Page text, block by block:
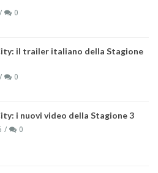
0
il trailer italiano della Stagione
0
i nuovi video della Stagione 3
0